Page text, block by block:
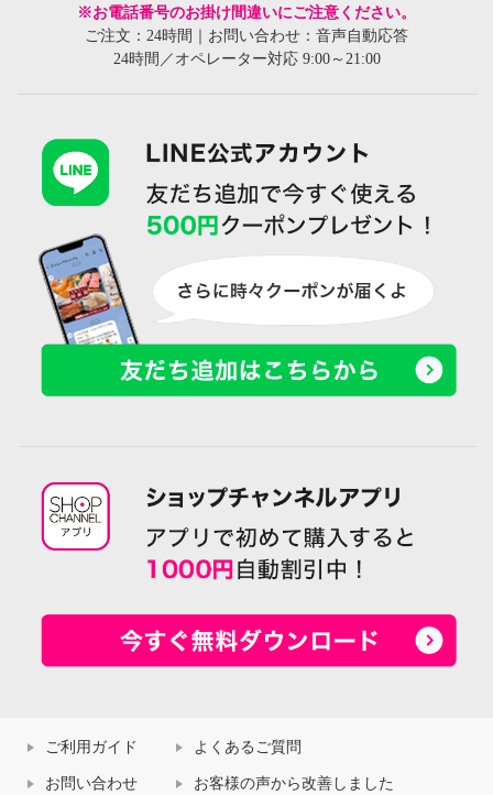
※お電話番号のお掛け間違いにご注意ください。
ご注文：24時間｜お問い合わせ：音声自動応答
24時間／オペレーター対応 9:00～21:00
ご利用ガイド よくあるご質問
お問い合わせ お客様の声から改善しました